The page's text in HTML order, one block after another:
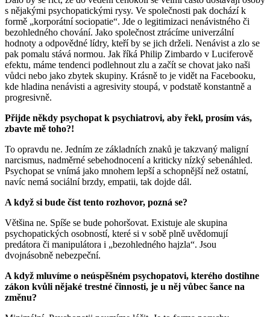
s nějakými psychopatickými rysy. Ve společnosti pak dochází k
formě „korporátní sociopatie“. Jde o legitimizaci nenávistného či
bezohledného chování. Jako společnost ztrácíme univerzální
hodnoty a odpovědné lídry, kteří by se jich drželi. Nenávist a zlo se
pak pomalu stává normou. Jak říká Philip Zimbardo v Luciferově
efektu, máme tendenci podlehnout zlu a začít se chovat jako naši
vůdci nebo jako zbytek skupiny. Krásně to je vidět na Facebooku,
kde hladina nenávisti a agresivity stoupá, v podstatě konstantně a
progresivně.
Přijde někdy psychopat k psychiatrovi, aby řekl, prosím vás,
zbavte mě toho?!
To opravdu ne. Jedním ze základních znaků je takzvaný maligní
narcismus, nadměrné sebehodnocení a kriticky nízký sebenáhled.
Psychopat se vnímá jako mnohem lepší a schopnější než ostatní,
navíc nemá sociální brzdy, empatii, tak dojde dál.
A když si bude číst tento rozhovor, pozná se?
Většina ne. Spíše se bude pohoršovat. Existuje ale skupina
psychopatických osobností, které si v sobě plně uvědomují
predátora či manipulátora i „bezohledného hajzla“. Jsou
dvojnásobně nebezpeční.
A když mluvíme o neúspěšném psychopatovi, kterého dostihne
zákon kvůli nějaké trestné činnosti, je u něj vůbec šance na
změnu?